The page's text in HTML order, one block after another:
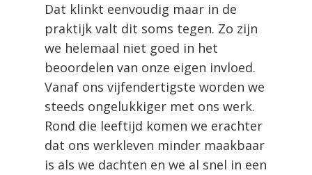
Dat klinkt eenvoudig maar in de
praktijk valt dit soms tegen. Zo zijn
we helemaal niet goed in het
beoordelen van onze eigen invloed.
Vanaf ons vijfendertigste worden we
steeds ongelukkiger met ons werk.
Rond die leeftijd komen we erachter
dat ons werkleven minder maakbaar
is als we dachten en we al snel in een